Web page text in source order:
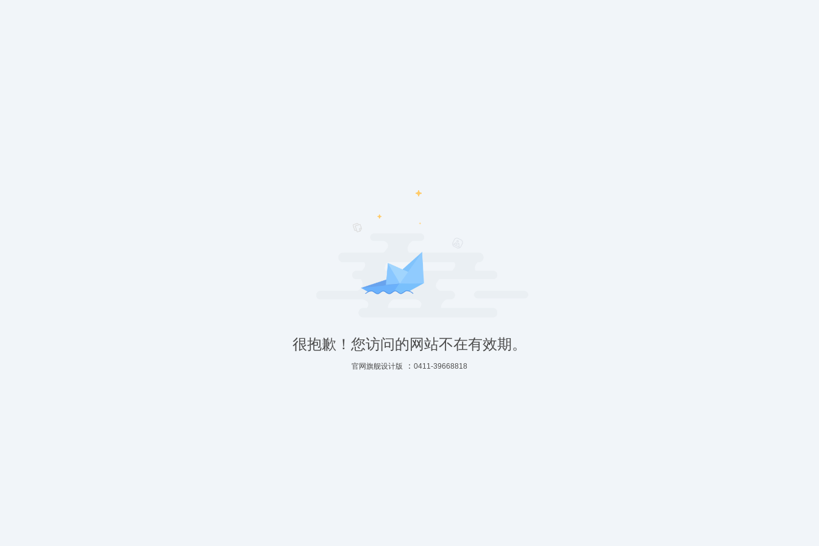
很抱歉！您访问的网站不在有效期。
官网旗舰设计版 ： 0411-39668818